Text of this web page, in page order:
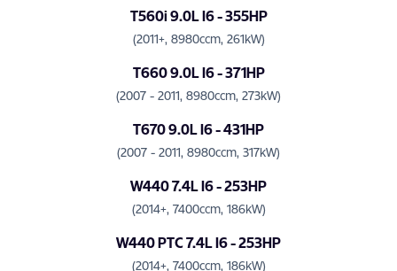
T560i 9.0L I6 - 355HP
(2011+, 8980ccm, 261kW)
T660 9.0L I6 - 371HP
(2007 - 2011, 8980ccm, 273kW)
T670 9.0L I6 - 431HP
(2007 - 2011, 8980ccm, 317kW)
W440 7.4L I6 - 253HP
(2014+, 7400ccm, 186kW)
W440 PTC 7.4L I6 - 253HP
(2014+, 7400ccm, 186kW)